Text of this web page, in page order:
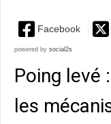
Facebook
powered by social2s
Poing levé
les